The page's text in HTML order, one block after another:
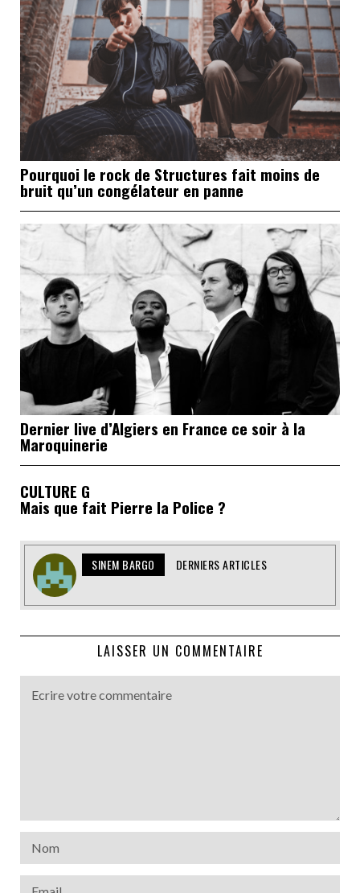
Pourquoi le rock de Structures fait moins de
bruit qu’un congélateur en panne
Dernier live d’Algiers en France ce soir à la
Maroquinerie
CULTURE G
Mais que fait Pierre la Police ?
SINEM BARGO DERNIERS ARTICLES
LAISSER UN COMMENTAIRE